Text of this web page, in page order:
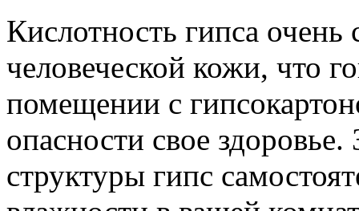
Кислотность гипса
человеческой кожи, что
помещении с
опасности свое
структуры гипс